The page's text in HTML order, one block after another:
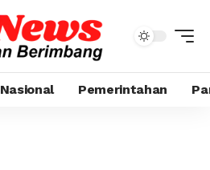
Nasional Pemerintahan